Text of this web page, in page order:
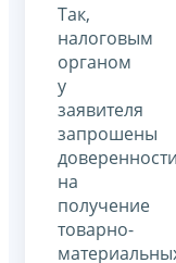
Так,
налоговым
органом
у
заявителя
запрошены
доверенности
на
получение
товарно-